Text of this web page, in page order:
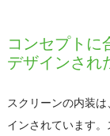
コンセプトに
デザインされ
スクリーンの内装
インされています